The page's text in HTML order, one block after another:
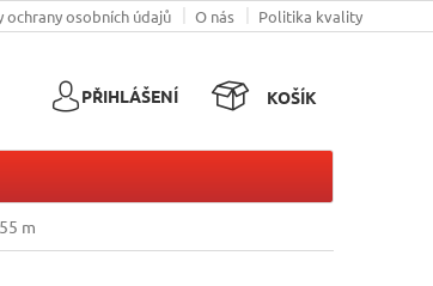
ochrany osobních údajů O nás Politika kvality
PŘIHLÁŠENÍ
NÁKUPNÍKOŠÍK
m